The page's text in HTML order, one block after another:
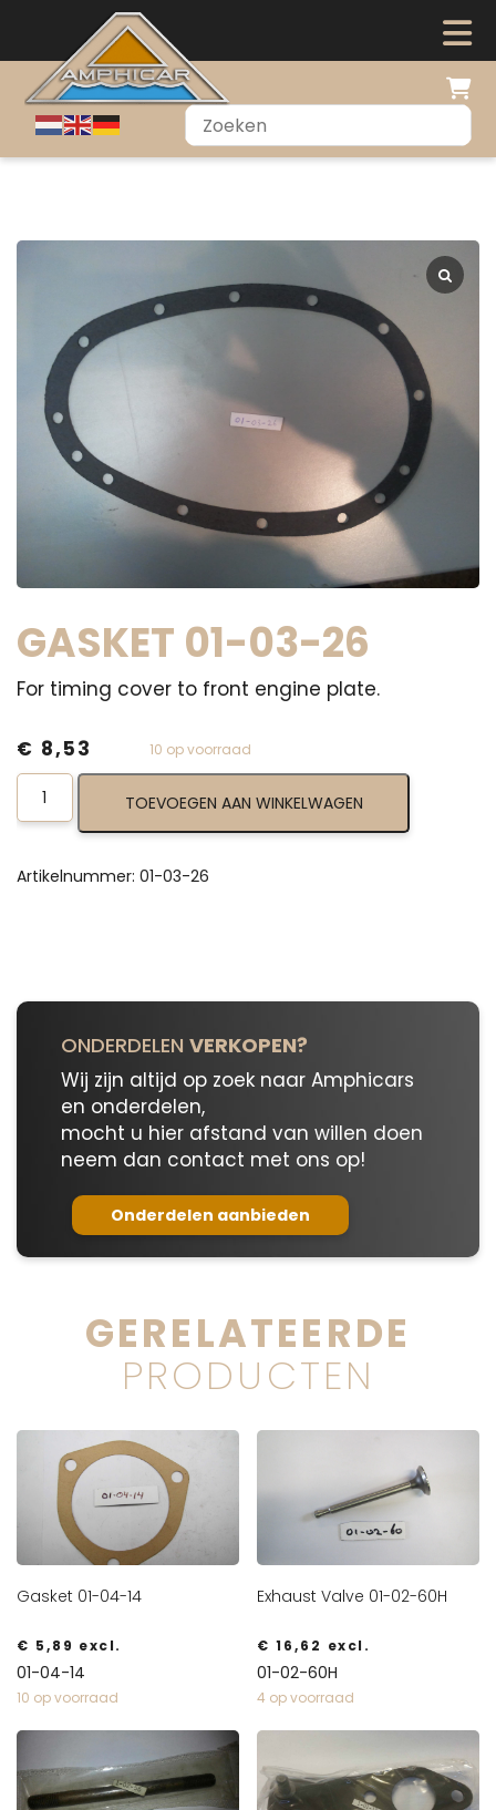
GASKET 01-03-26
For timing cover to front engine plate.
10 op voorraad
€ 8,53
Gasket
03-
aantal
TOEVOEGEN AAN WINKELWAGEN
Artikelnummer: 01-03-26
ONDERDELEN VERKOPEN?
Wij zijn altijd op zoek naar Amphicars
en onderdelen,
mocht u hier afstand van willen doen
neem dan contact met ons op!
Onderdelen aanbieden
GERELATEERDE
PRODUCTEN
Gasket 01-04-14
€ 5,89 excl.
01-04-14
10 op voorraad
Exhaust Valve 01-02-60H
€ 16,62 excl.
01-02-60H
4 op voorraad